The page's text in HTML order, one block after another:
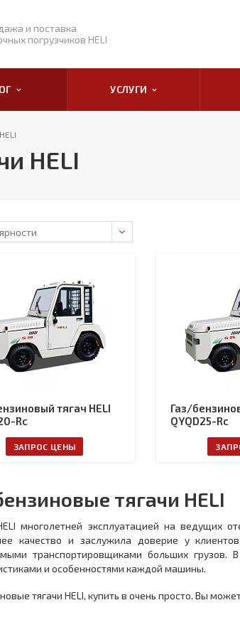
и поставка
погрузчиков HELI
УСЛУГИ
HELI
тягач HELI
Rc
ЗАПРОС ЦЕНЫ
Газ/
QYQD25-Rc
тягачи HELI
многолетней эксплуатацией на ведущих
качество и заслужила доверие у
транспортировщиками больших грузов.
и особенностями каждой машины.
тягачи HELI, купить в очень просто. Вы